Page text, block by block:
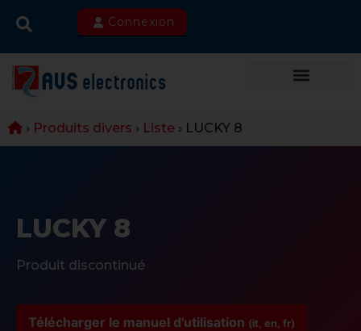
Connexion
› Produits divers › Liste › LUCKY 8
LUCKY 8
Produit discontinué
Télécharger le manuel d'utilisation (it, en, fr)